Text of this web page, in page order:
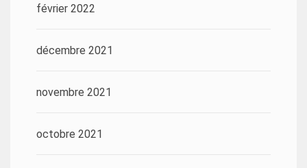
février 2022
décembre 2021
novembre 2021
octobre 2021